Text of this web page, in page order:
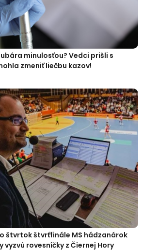
minulosťou? Vedci prišli s
zmeniť liečbu kazov!
štvrtok štvrťfinále MS hádzanárok
vyzvú rovesníčky z Čiernej Hory